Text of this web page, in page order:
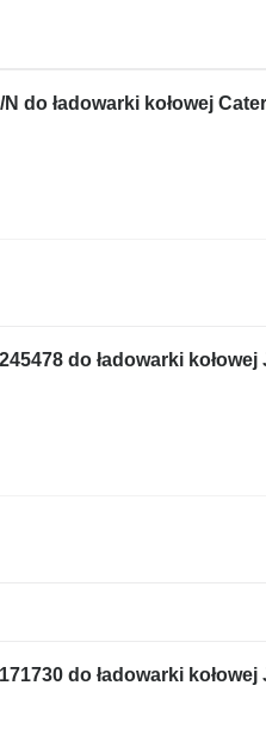
do ładowarki kołowej
do ładowarki
do ładowarki